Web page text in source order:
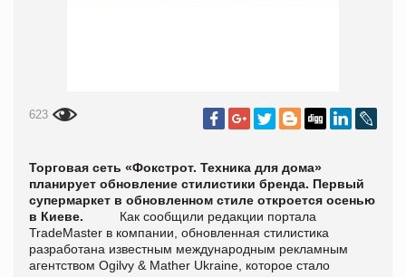
623
Торговая сеть «Фокстрот. Техника для дома»
планирует обновление стилистики бренда. Первый
супермаркет в обновленном стиле откроется осенью
в Киеве. Как сообщили редакции портала
TradeMaster в компании, обновленная стилистика
разработана известным международным рекламным
агентством Ogilvy & Mather Ukraine , которое стало